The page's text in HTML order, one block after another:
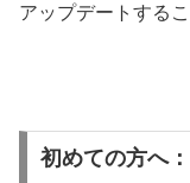
アップデートする
初めての方へ